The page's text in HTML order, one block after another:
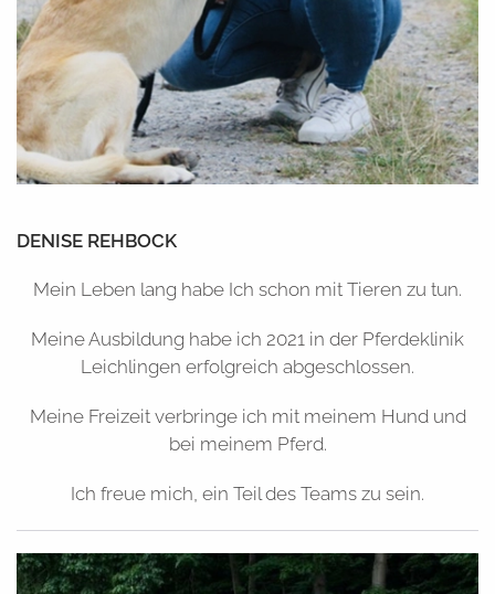
DENISE REHBOCK
Mein Leben lang habe Ich schon mit Tieren zu tun.
Meine Ausbildung habe ich 2021 in der Pferdeklinik
Leichlingen erfolgreich abgeschlossen.
Meine Freizeit verbringe ich mit meinem Hund und
bei meinem Pferd.
Ich freue mich, ein Teil des Teams zu sein.